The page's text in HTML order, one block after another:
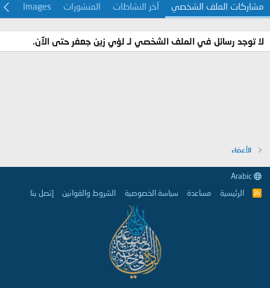
مشاركات الملف الشخصي آخر النشاطات المنشورات Images
لا توجد رسائل في الملف الشخصي لـ لؤي زين جعفر حتى الآن.
الأعضاء
R
الرئيسية مساعدة سياسة الخصوصية الشروط والقوانين إتصل بنا